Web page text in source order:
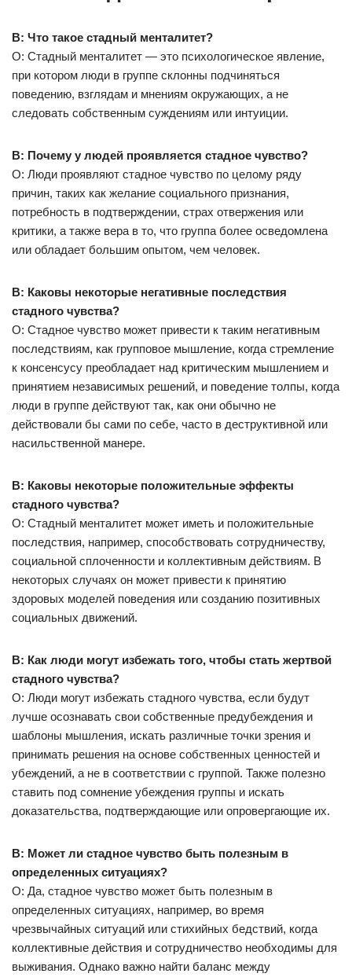
В: Что такое стадный менталитет?
О: Стадный менталитет — это психологическое явление,
при котором люди в группе склонны подчиняться
поведению, взглядам и мнениям окружающих, а не
следовать собственным суждениям или интуиции.
В: Почему у людей проявляется стадное чувство?
О: Люди проявляют стадное чувство по целому ряду
причин, таких как желание социального признания,
потребность в подтверждении, страх отвержения или
критики, а также вера в то, что группа более осведомлена
или обладает большим опытом, чем человек.
В: Каковы некоторые негативные последствия
стадного чувства?
О: Стадное чувство может привести к таким негативным
последствиям, как групповое мышление, когда стремление
к консенсусу преобладает над критическим мышлением и
принятием независимых решений, и поведение толпы, когда
люди в группе действуют так, как они обычно не
действовали бы сами по себе, часто в деструктивной или
насильственной манере.
В: Каковы некоторые положительные эффекты
стадного чувства?
О: Стадный менталитет может иметь и положительные
последствия, например, способствовать сотрудничеству,
социальной сплоченности и коллективным действиям. В
некоторых случаях он может привести к принятию
здоровых моделей поведения или созданию позитивных
социальных движений.
В: Как люди могут избежать того, чтобы стать жертвой
стадного чувства?
О: Люди могут избежать стадного чувства, если будут
лучше осознавать свои собственные предубеждения и
шаблоны мышления, искать различные точки зрения и
принимать решения на основе собственных ценностей и
убеждений, а не в соответствии с группой. Также полезно
ставить под сомнение убеждения группы и искать
доказательства, подтверждающие или опровергающие их.
В: Может ли стадное чувство быть полезным в
определенных ситуациях?
О: Да, стадное чувство может быть полезным в
определенных ситуациях, например, во время
чрезвычайных ситуаций или стихийных бедствий, когда
коллективные действия и сотрудничество необходимы для
выживания. Однако важно найти баланс между